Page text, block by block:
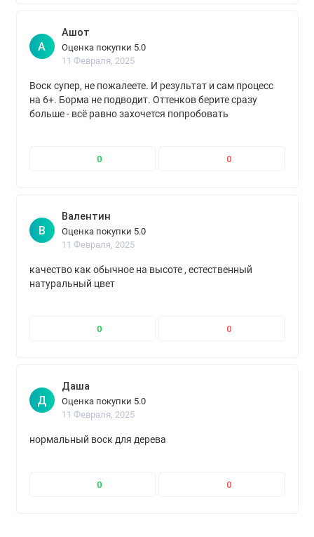
А
Ашот
Оценка покупки 5.0
11 Февраля, 2025
Воск супер, не пожалеете. И результат и сам процесс
на 6+. Борма не подводит. Оттенков берите сразу
больше - всё равно захочется попробовать
0 0
В
Валентин
Оценка покупки 5.0
11 Февраля, 2025
качество как обычное на высоте , естественный
натуральный цвет
0 0
Д
Даша
Оценка покупки 5.0
11 Февраля, 2025
нормальный воск для дерева
0 0